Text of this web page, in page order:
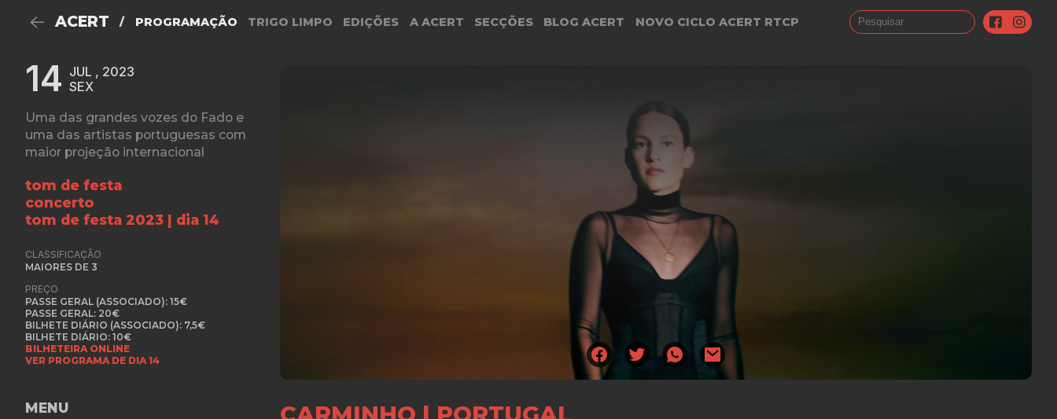
ACERT / PROGRAMAÇÃO TRIGO LIMPO EDIÇÕES A ACERT SECÇÕES BLOG ACERT NOVO CICLO ACERT RTCP
14 JUL , 2023
SEX
Uma das grandes vozes do Fado e
uma das artistas portuguesas com
maior projeção internacional
tom de festa
concerto
tom de festa 2023 | dia 14
CLASSIFICAÇÃO
MAIORES DE 3
PREÇO
PASSE GERAL (ASSOCIADO): 15€
PASSE GERAL: 20€
BILHETE DIÁRIO (ASSOCIADO): 7,5€
BILHETE DIÁRIO: 10€
BILHETEIRA ONLINE
VER PROGRAMA DE DIA 14
MENU